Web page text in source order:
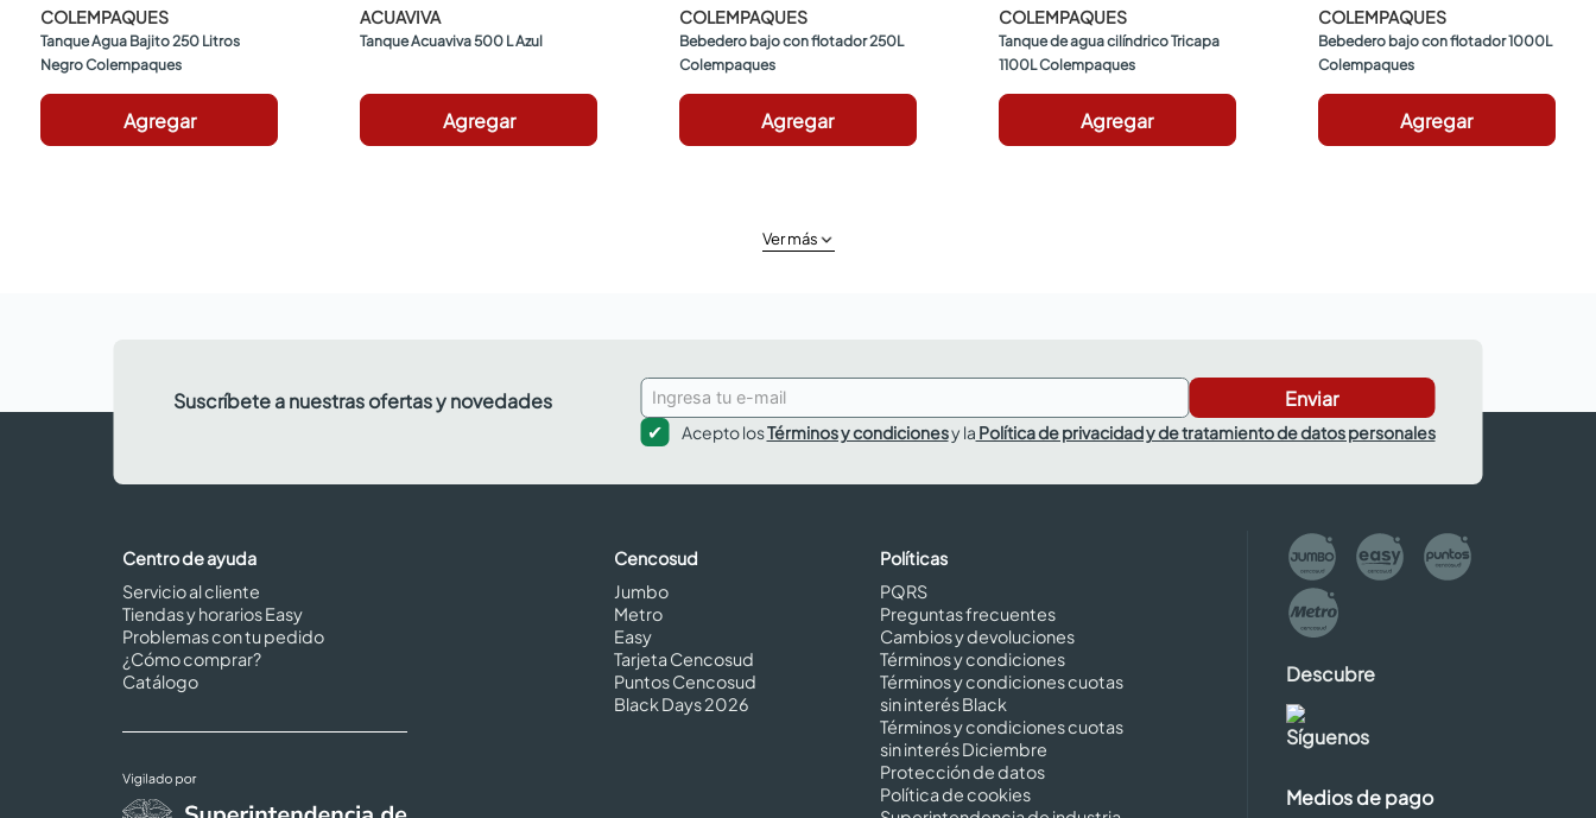
COLEMPAQUES
Tanque Agua Bajito 250 Litros
Negro Colempaques
Agregar
ACUAVIVA
Tanque Acuaviva 500 L Azul
Agregar
COLEMPAQUES
Bebedero bajo con flotador 250L
Colempaques
Agregar
COLEMPAQUES
Tanque de agua cilíndrico Tricapa
1100L Colempaques
Agregar
COLEMPAQUES
Bebedero bajo con flotador 1000L
Colempaques
Agregar
Ver más
Suscríbete a nuestras ofertas y novedades Enviar
Acepto losTérminos y condicionesy la Política de privacidad y de tratamiento de datos personales
Centro de ayuda
Servicio al cliente
Tiendas y horarios Easy
Problemas con tu pedido
¿Cómo comprar?
Catálogo
Cencosud
Jumbo
Metro
Easy
Tarjeta Cencosud
Puntos Cencosud
Black Days 2026
Políticas
PQRS
Preguntas frecuentes
Cambios y devoluciones
Términos y condiciones
Términos y condiciones cuotas
sin interés Black
Términos y condiciones cuotas
sin interés Diciembre
Protección de datos
Política de cookies
Descubre
Síguenos
Medios de pago